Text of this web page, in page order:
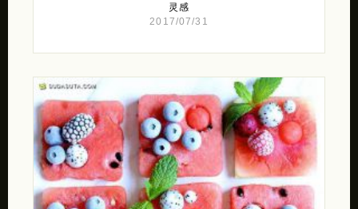
灵感
2017/07/31